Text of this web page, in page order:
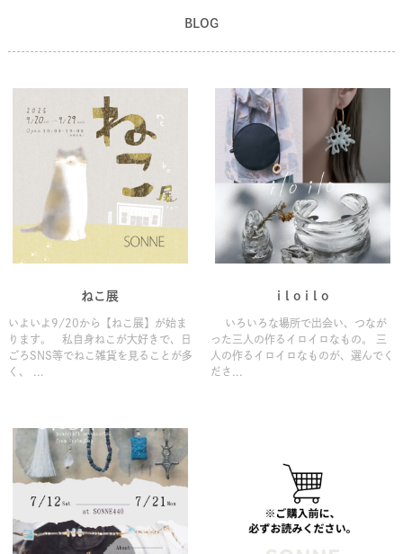
BLOG
ねこ展
いよいよ9/20から【ねこ展】が始ま
ります。 私自身ねこが大好きで、日
ごろSNS等でねこ雑貨を見ることが多
く、 ...
i l o i l o
いろいろな場所で出会い、つなが
った三人の作るイロイロなもの。 三
人の作るイロイロなものが、選んでく
ださ...